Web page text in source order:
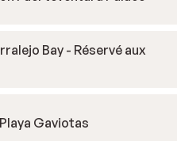
Bay - Réservé aux
Gaviotas